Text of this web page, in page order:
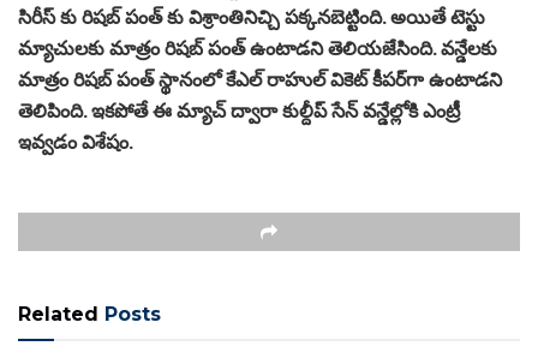
సిరీస్ కు రిషబ్ పంత్ కు విశ్రాంతినిచ్చి పక్కనబెట్టింది. అయితే టెస్టు
మ్యాచులకు మాత్రం రిషబ్ పంత్ ఉంటాడని తెలియజేసింది. వన్డేలకు
మాత్రం రిషబ్ పంత్ స్థానంలో కేఎల్ రాహుల్ వికెట్ కీపర్‌గా ఉంటాడని
తెలిపింది. ఇకపోతే ఈ మ్యాచ్ ద్వారా కుల్దీప్ సేన్ వన్డేల్లోకి ఎంట్రీ
ఇవ్వడం విశేషం.
Related Posts